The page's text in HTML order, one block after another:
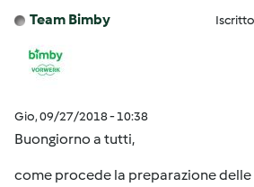
Team Bimby
Gio, 09/27/2018 - 10:38
Buongiorno a tutti,
come procede la preparazione